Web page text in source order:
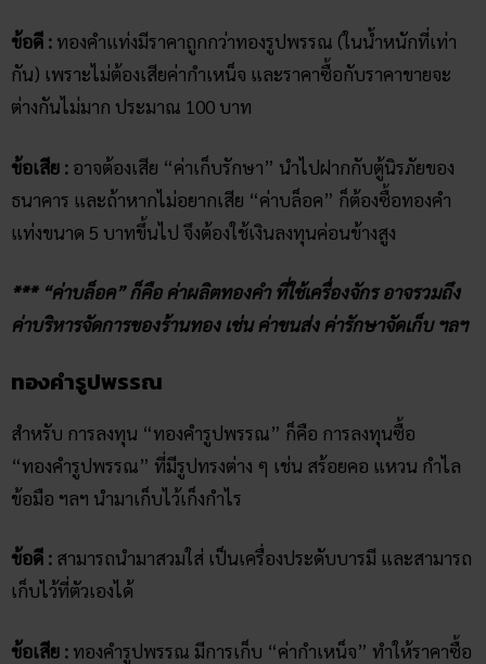
ข้อดี : ทองคำแท่งมีราคาถูกกว่าทองรูปพรรณ (ในน้ำหนักที่เท่า
กัน) เพราะไม่ต้องเสียค่ากำเหน็จ และราคาซื้อกับราคาขายจะ
ต่างกันไม่มาก ประมาณ 100 บาท
ข้อเสีย : อาจต้องเสีย “ค่าเก็บรักษา” นำไปฝากกับตู้นิรภัยของ
ธนาคาร และถ้าหากไม่อยากเสีย “ค่าบล็อค” ก็ต้องซื้อทองคำ
แท่งขนาด 5 บาทขึ้นไป จึงต้องใช้เงินลงทุนค่อนข้างสูง
*** “ค่าบล็อค” ก็คือ ค่าผลิตทองคำ ที่ใช้เครื่องจักร อาจรวมถึง
ค่าบริหารจัดการของร้านทอง เช่น ค่าขนส่ง ค่ารักษาจัดเก็บ ฯลฯ
ทองคำรูปพรรณ
สำหรับ การลงทุน “ทองคำรูปพรรณ” ก็คือ การลงทุนซื้อ
“ทองคำรูปพรรณ” ที่มีรูปทรงต่าง ๆ เช่น สร้อยคอ แหวน กำไล
ข้อมือ ฯลฯ นำมาเก็บไว้เก็งกำไร
ข้อดี : สามารถนำมาสวมใส่ เป็นเครื่องประดับบารมี และสามารถ
เก็บไว้ที่ตัวเองได้
ข้อเสีย : ทองคำรูปพรรณ มีการเก็บ “ค่ากำเหน็จ” ทำให้ราคาซื้อ